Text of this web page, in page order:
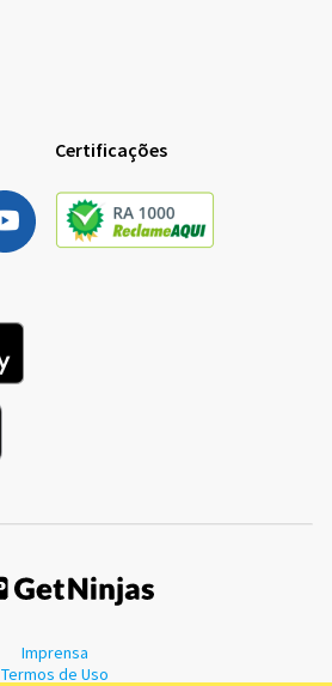
Certificações
Imprensa
Termos de Uso